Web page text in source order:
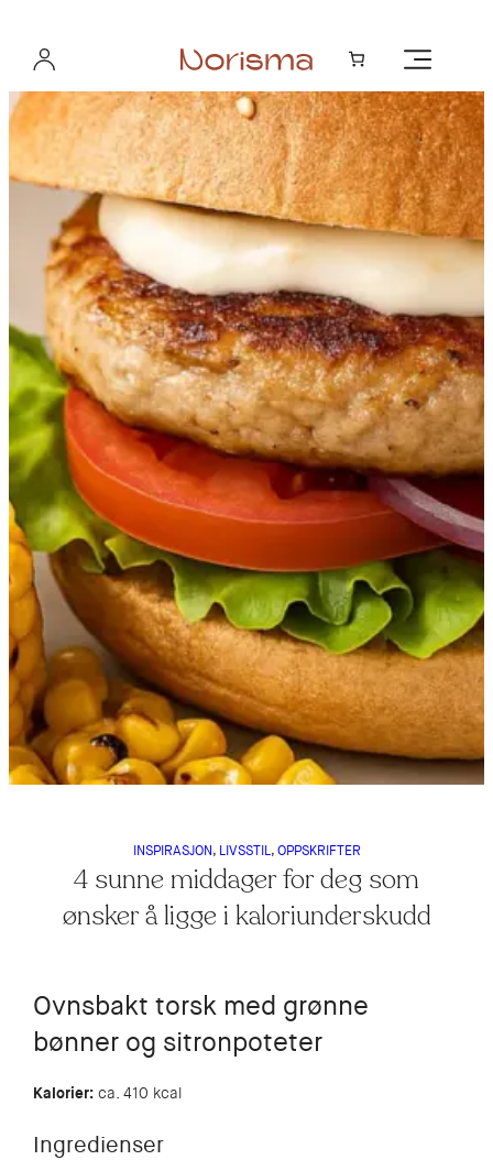
innhold
INSPIRASJON, LIVSSTIL, OPPSKRIFTER
4 sunne middager for deg som
ønsker å ligge i kaloriunderskudd
Ovnsbakt torsk med grønne
bønner og sitronpoteter
Kalorier: ca. 410 kcal
Ingredienser